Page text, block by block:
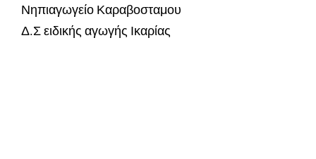
Νηπιαγωγείο Καραβοσταμου
Δ.Σ ειδικής αγωγής Ικαρίας